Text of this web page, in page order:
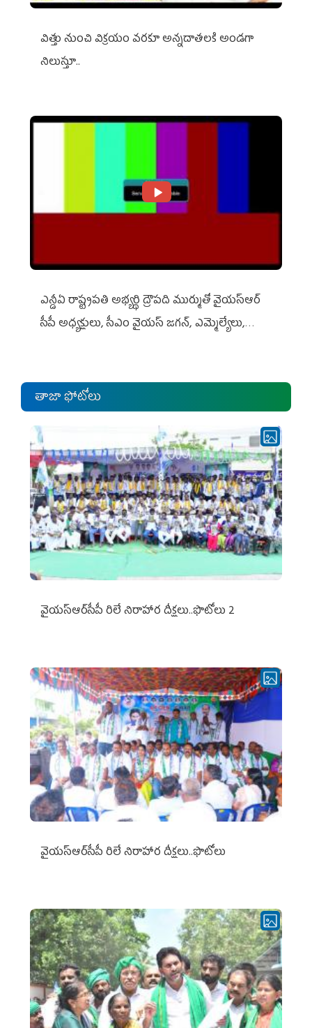
విత్తు నుంచి విక్రయం వరకూ అన్నదాతలకి అండగా
నిలుస్తూ..
ఎన్డీఏ రాష్ట్ర‌ప‌తి అభ్య‌ర్థి ద్రౌప‌ది ముర్ముతో వైయ‌స్ఆర్
సీపీ అధ్య‌క్షులు, సీఎం వైయ‌స్ జ‌గ‌న్, ఎమ్మెల్యేలు,
తాజా ఫోటోలు
వైయ‌స్ఆర్‌సీపీ రిలే నిరాహార దీక్షలు..ఫొటోలు 2
వైయ‌స్ఆర్‌సీపీ రిలే నిరాహార దీక్షలు..ఫొటోలు